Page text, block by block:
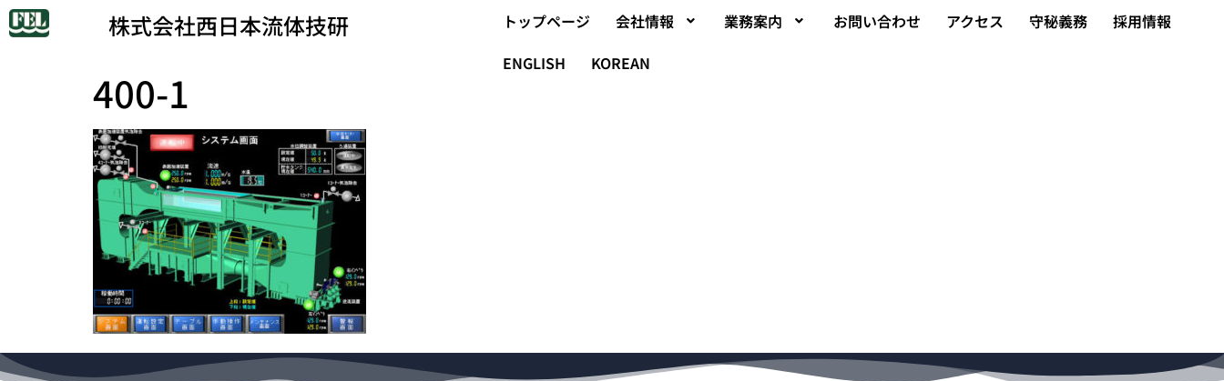
トップページ 会社情報 業務案内 お問い合わせ アクセス 守秘義務
採用情報
ENGLISH
KOREAN
株式会社西日本流体技研
400-1